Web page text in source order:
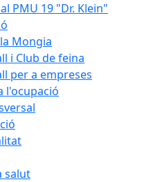
PMU 19 "Dr. Klein"
Mongia
i Club de feina
per a empreses
l'ocupació
salut